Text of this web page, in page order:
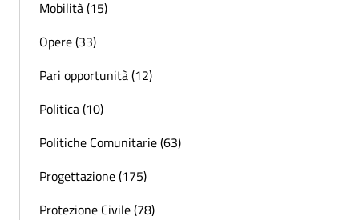
Mobilità (15)
Opere (33)
Pari opportunità (12)
Politica (10)
Politiche Comunitarie (63)
Progettazione (175)
Protezione Civile (78)